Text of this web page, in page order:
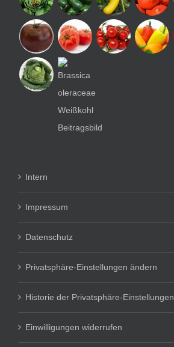
Intern
Impressum
Datenschutz
Privatsphäre-Einstellungen ändern
Historie der Privatsphäre-Einstellungen
Einwilligungen widerrufen